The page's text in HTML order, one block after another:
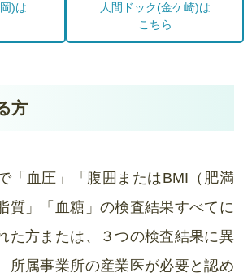
)は
人間ドック(金ケ崎)は
こちら
方
「血圧」「腹囲またはBMI（肥満
質」「血糖」の検査結果すべてに
た方または、３つの検査結果に異
所属事業所の産業医が必要と認め